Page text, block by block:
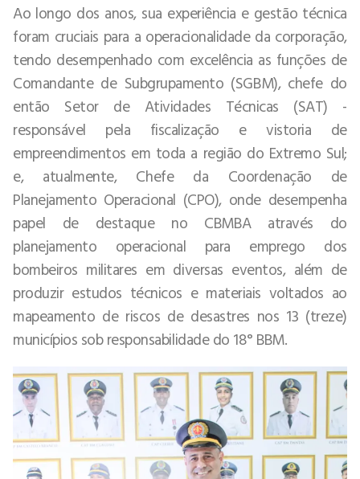
Ao longo dos anos, sua experiência e gestão técnica
foram cruciais para a operacionalidade da corporação,
tendo desempenhado com excelência as funções de
Comandante de Subgrupamento (SGBM), chefe do
então Setor de Atividades Técnicas (SAT) -
responsável pela fiscalização e vistoria de
empreendimentos em toda a região do Extremo Sul;
e, atualmente, Chefe da Coordenação de
Planejamento Operacional (CPO), onde desempenha
papel de destaque no CBMBA através do
planejamento operacional para emprego dos
bombeiros militares em diversas eventos, além de
produzir estudos técnicos e materiais voltados ao
mapeamento de riscos de desastres nos 13 (treze)
municípios sob responsabilidade do 18° BBM.